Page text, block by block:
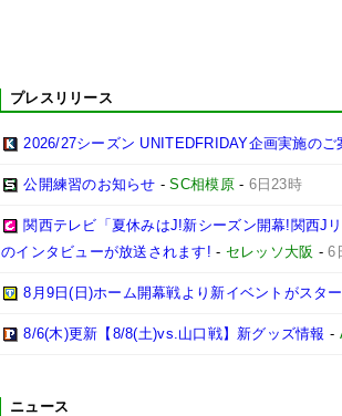
プレスリリース
2026/27シーズン UNITEDFRIDAY企画実施のご
公開練習のお知らせ -SC相模原- 6日23時
関西テレビ「夏休みはJ!新シーズン開幕!関西J
のインタビューが放送されます! - セレッソ大阪 -6
8月9日(日)ホーム開幕戦より新イベントがスタ
8/6(木)更新【8/8(土)vs.山口戦】新グッズ情報 -
ニュース